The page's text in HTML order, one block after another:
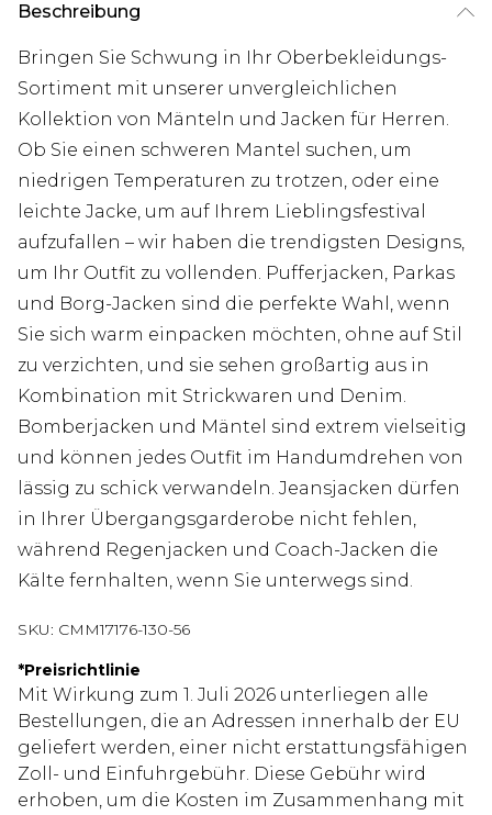
Beschreibung
Bringen Sie Schwung in Ihr Oberbekleidungs-
Sortiment mit unserer unvergleichlichen
Kollektion von Mänteln und Jacken für Herren.
Ob Sie einen schweren Mantel suchen, um
niedrigen Temperaturen zu trotzen, oder eine
leichte Jacke, um auf Ihrem Lieblingsfestival
aufzufallen – wir haben die trendigsten Designs,
um Ihr Outfit zu vollenden. Pufferjacken, Parkas
und Borg-Jacken sind die perfekte Wahl, wenn
Sie sich warm einpacken möchten, ohne auf Stil
zu verzichten, und sie sehen großartig aus in
Kombination mit Strickwaren und Denim.
Bomberjacken und Mäntel sind extrem vielseitig
und können jedes Outfit im Handumdrehen von
lässig zu schick verwandeln. Jeansjacken dürfen
in Ihrer Übergangsgarderobe nicht fehlen,
während Regenjacken und Coach-Jacken die
Kälte fernhalten, wenn Sie unterwegs sind.
SKU: CMM17176-130-56
*Preisrichtlinie
Mit Wirkung zum 1. Juli 2026 unterliegen alle
Bestellungen, die an Adressen innerhalb der EU
geliefert werden, einer nicht erstattungsfähigen
Zoll- und Einfuhrgebühr. Diese Gebühr wird
erhoben, um die Kosten im Zusammenhang mit